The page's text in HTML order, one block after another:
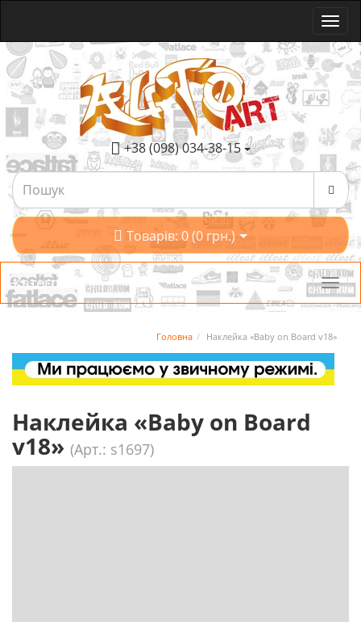
+38 (098) 034-38-15
Товарів: 0 (0 грн.)
Категорії
Головна Наклейка «Baby on Board v18»
Наклейка «Baby on Board
v18» (Арт.: s1697)